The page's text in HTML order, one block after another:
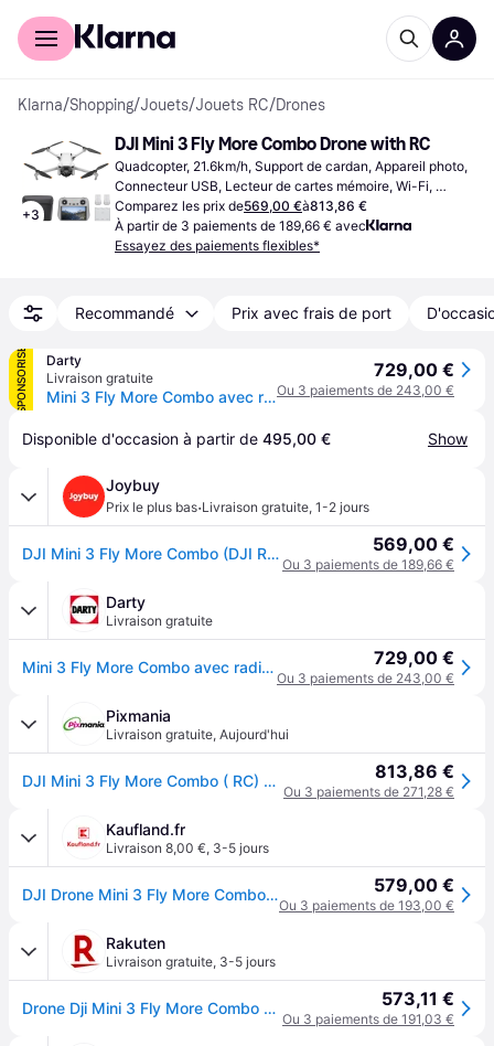
Acheter avec Klarna
Klarna/Shopping/Jouets/Jouets RC/Drones
+3
DJI Mini 3 Fly More Combo Drone with RC
Quadcopter, 21.6km/h, Support de cardan, Appareil photo,
Connecteur USB, Lecteur de cartes mémoire, Wi-Fi,
Bluetooth
Comparez les prix de569,00 €à813,86 €
À partir de 3 paiements de 189,66 € avec
Essayez des paiements flexibles*
Recommandé Prix avec frais de port
SPONSORISÉ
Darty
Livraison gratuite
Mini 3 Fly More Combo avec radiocommande smart controller
729,00 €
Ou 3 paiements de 243,00 €
Disponible d'occasion à partir de 495,00 € Show
Joybuy
Prix le plus bas·Livraison gratuite, 1-2 jours
DJI Mini 3 Fly More Combo (DJI RC) – Mini drone avec caméra léger et pliable, vidéo 4K HDR, autonomie de vol 38 minutes, prise de vue verticale réelle et fonctions intelligentes, C0 569,00 €
Ou 3 paiements de 189,66 €
Darty
Livraison gratuite
Mini 3 Fly More Combo avec radiocommande smart controller 729,00 €
Ou 3 paiements de 243,00 €
Pixmania
Livraison gratuite, Aujourd'hui
DJI Mini 3 Fly More Combo ( RC) 4 rotors Quadcoptère 12 MP 3840 x 2160 pixels 2453 mAh Gris - Neuf 813,86 €
Ou 3 paiements de 271,28 €
Kaufland.fr
Livraison 8,00 €, 3-5 jours
DJI Drone Mini 3 Fly More Combo DJI RC 579,00 €
Ou 3 paiements de 193,00 €
Rakuten
Livraison gratuite, 3-5 jours
Drone Dji Mini 3 Fly More Combo Avec Radiocommande Dji Rc 573,11 €
Ou 3 paiements de 191,03 €